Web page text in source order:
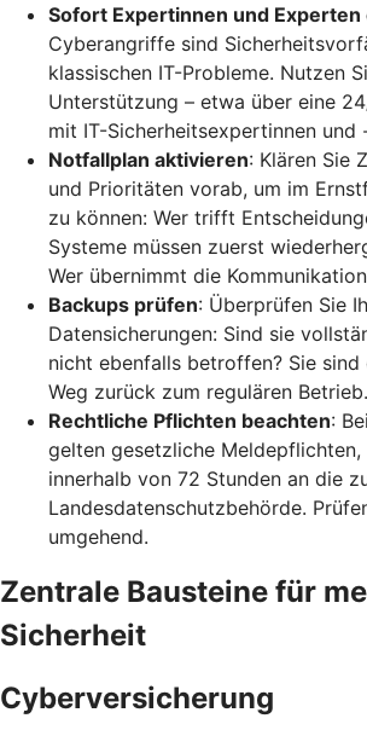
Sofort Expertinnen und Experten
Cyberangriffe sind
klassischen IT-Probleme. Nutzen
Unterstützung – etwa über eine
mit IT-Sicherheitsexpertinnen und
Notfallplan aktivieren: Klären Sie
und Prioritäten vorab, um im
zu können: Wer trifft
Systeme müssen zuerst
Wer übernimmt die
Backups prüfen: Überprüfen Sie
Datensicherungen: Sind sie
nicht ebenfalls betroffen? Sie
Weg zurück zum regulären Betrieb.
Rechtliche Pflichten beachten:
gelten gesetzliche Meldepflichten,
innerhalb von 72 Stunden an die
Landesdatenschutzbehörde.
umgehend.
Zentrale Bausteine für
Sicherheit
Cyberversicherung